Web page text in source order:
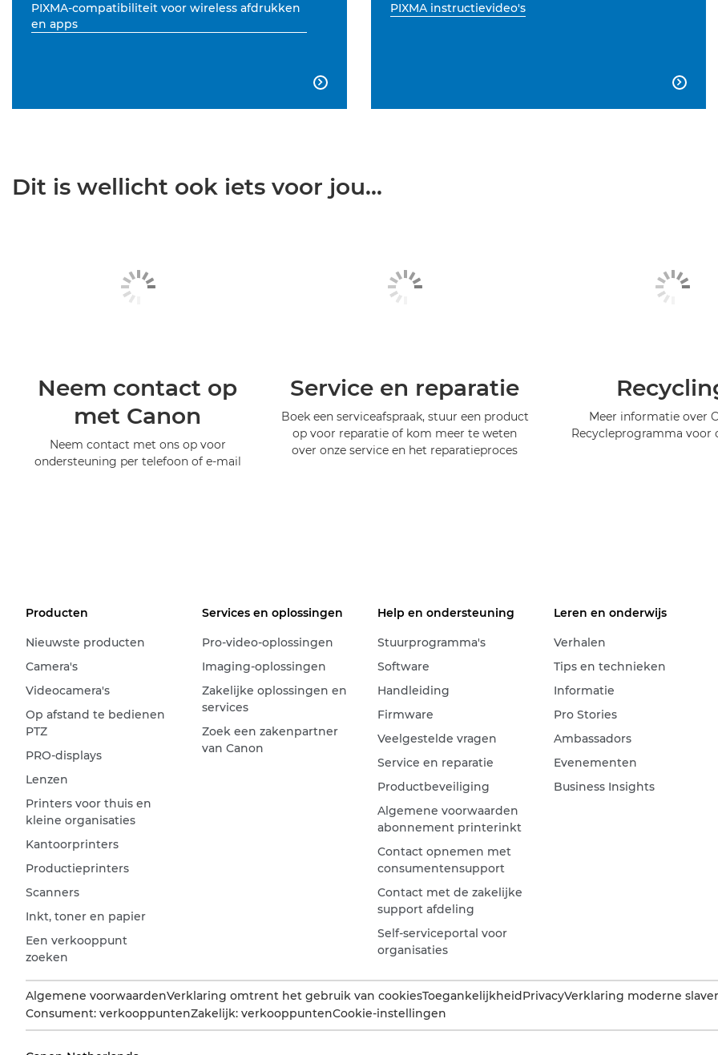
PIXMA-compatibiliteit voor wireless afdrukken
en apps

PIXMA instructievideo's

Dit is wellicht ook iets voor jou...
Neem contact op
met Canon
Neem contact met ons op voor
ondersteuning per telefoon of e-mail
Service en reparatie
Boek een serviceafspraak, stuur een product
op voor reparatie of kom meer te weten
over onze service en het reparatieproces
Meer informatie over
Recycleprogramma voor
Producten
Nieuwste producten
Camera's
Videocamera's
Op afstand te bedienen
PTZ
PRO-displays
Lenzen
Printers voor thuis en
kleine organisaties
Kantoorprinters
Productieprinters
Scanners
Inkt, toner en papier
Een verkooppunt
zoeken
Services en oplossingen
Pro-video-oplossingen
Imaging-oplossingen
Zakelijke oplossingen en
services
Zoek een zakenpartner
van Canon
Help en ondersteuning
Stuurprogramma's
Software
Handleiding
Firmware
Veelgestelde vragen
Service en reparatie
Productbeveiliging
Algemene voorwaarden
abonnement printerinkt
Contact opnemen met
consumentensupport
Contact met de zakelijke
support afdeling
Self-serviceportal voor
organisaties
Leren en onderwijs
Verhalen
Tips en technieken
Informatie
Pro Stories
Ambassadors
Evenementen
Business Insights
Algemene voorwaardenVerklaring omtrent het gebruik van cookiesToegankelijkheid PrivacyVerklaring moderne
Consument: verkooppuntenZakelijk: verkooppuntenCookie-instellingen